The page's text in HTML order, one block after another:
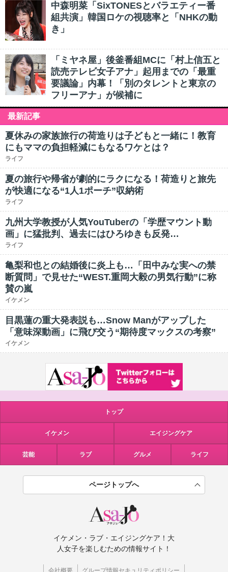
中森明菜「SixTONESとバラエティー番
組共演」韓国ロケの視聴率と「NHKの動
き」
「ミヤネ屋」後釜番組MCに「村上信五と
読売テレビ女子アナ」起用までの「最重
要議論」内幕！「別のタレントと東京の
フリーアナ」が候補に
最新記事
夏休みの家族旅行の荷造りは子どもと一緒に！教育
にもママの負担軽減にもなるワケとは？
ライフ
夏の旅行や帰省が劇的にラクになる！荷造りと旅先
が快適になる“1人1ポーチ”収納術
ライフ
九州大学教授が人気YouTuberの「学歴マウント動
画」に猛批判、過去にはひろゆきも反発…
ライフ
亀梨和也との結婚後に炎上も…「田中みな実への禁
断質問」で見せた“WEST.重岡大毅の男気行動”に称
賛の嵐
イケメン
目黒蓮の重大発表説も…Snow Manがアップした
「意味深動画」に飛び交う“期待度マックスの考察”
イケメン
トップ
イケメン エイジングケア
芸能 ラブ グルメ ライフ
ページトップへ
イケメン・ラブ・エイジングケア！大
人女子を楽しむための情報サイト！
会社概要 グループ情報セキュリティポリシー